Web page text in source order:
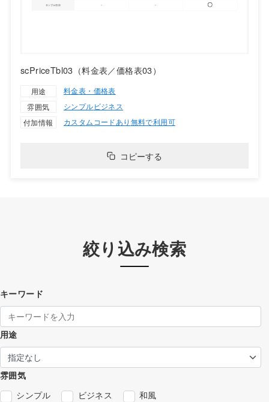
scPriceTbl03（料金表／価格表03）
用途
料金表・価格表
雰囲気
シンプルビジネス
付加情報
カスタムコードあり 無料で利用可
コピーする
絞り込み検索
キーワード
用途
雰囲気
シンプル
ビジネス
和風